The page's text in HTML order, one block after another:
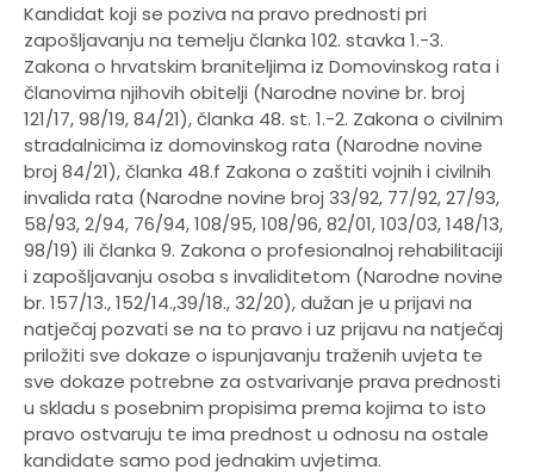
Kandidat koji se poziva na pravo prednosti pri
zapošljavanju na temelju članka 102. stavka 1.-3.
Zakona o hrvatskim braniteljima iz Domovinskog rata i
članovima njihovih obitelji (Narodne novine br. broj
121/17, 98/19, 84/21), članka 48. st. 1.-2. Zakona o civilnim
stradalnicima iz domovinskog rata (Narodne novine
broj 84/21), članka 48.f Zakona o zaštiti vojnih i civilnih
invalida rata (Narodne novine broj 33/92, 77/92, 27/93,
58/93, 2/94, 76/94, 108/95, 108/96, 82/01, 103/03, 148/13,
98/19) ili članka 9. Zakona o profesionalnoj rehabilitaciji
i zapošljavanju osoba s invaliditetom (Narodne novine
br. 157/13., 152/14.,39/18., 32/20), dužan je u prijavi na
natječaj pozvati se na to pravo i uz prijavu na natječaj
priložiti sve dokaze o ispunjavanju traženih uvjeta te
sve dokaze potrebne za ostvarivanje prava prednosti
u skladu s posebnim propisima prema kojima to isto
pravo ostvaruju te ima prednost u odnosu na ostale
kandidate samo pod jednakim uvjetima.